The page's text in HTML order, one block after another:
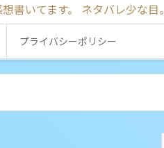
書いてます。 ネタバレ少な目。
プライバシーポリシー